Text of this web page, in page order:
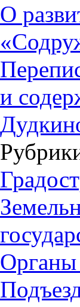
О
и
Органы